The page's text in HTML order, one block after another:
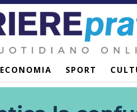
ECONOMIA SPORT